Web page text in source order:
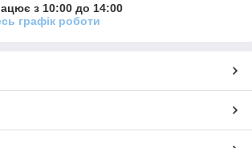
з 10:00 до 14:00
графік роботи